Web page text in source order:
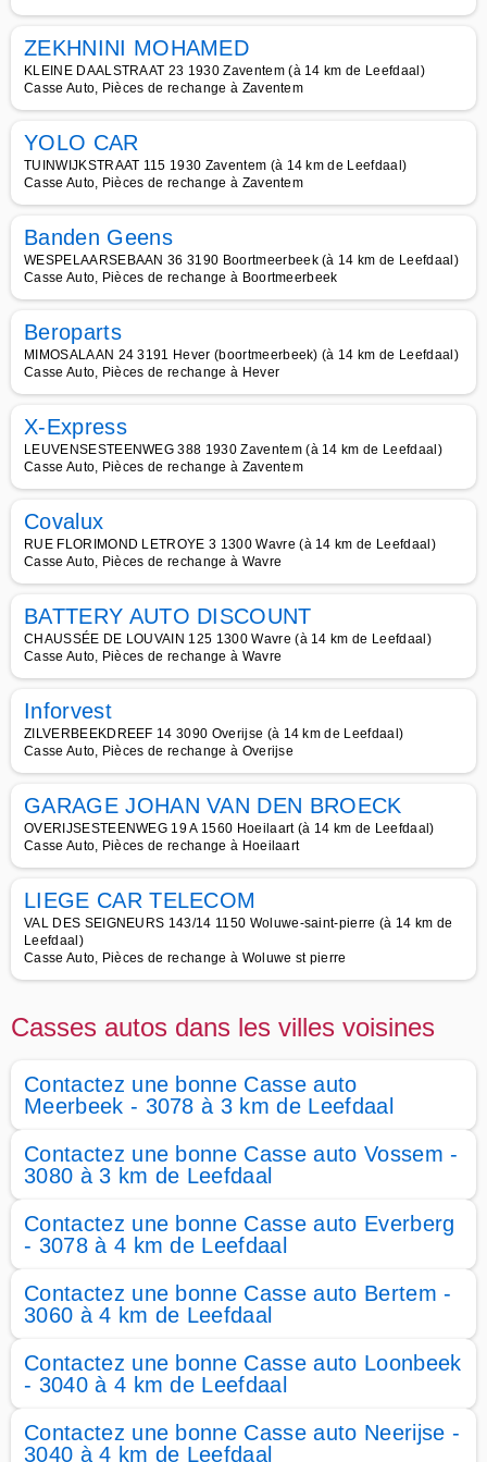
ZEKHNINI MOHAMED
KLEINE DAALSTRAAT 23 1930 Zaventem (à 14 km de Leefdaal)
Casse Auto, Pièces de rechange à Zaventem
YOLO CAR
TUINWIJKSTRAAT 115 1930 Zaventem (à 14 km de Leefdaal)
Casse Auto, Pièces de rechange à Zaventem
Banden Geens
WESPELAARSEBAAN 36 3190 Boortmeerbeek (à 14 km de Leefdaal)
Casse Auto, Pièces de rechange à Boortmeerbeek
Beroparts
MIMOSALAAN 24 3191 Hever (boortmeerbeek) (à 14 km de Leefdaal)
Casse Auto, Pièces de rechange à Hever
X-Express
LEUVENSESTEENWEG 388 1930 Zaventem (à 14 km de Leefdaal)
Casse Auto, Pièces de rechange à Zaventem
Covalux
RUE FLORIMOND LETROYE 3 1300 Wavre (à 14 km de Leefdaal)
Casse Auto, Pièces de rechange à Wavre
BATTERY AUTO DISCOUNT
CHAUSSÉE DE LOUVAIN 125 1300 Wavre (à 14 km de Leefdaal)
Casse Auto, Pièces de rechange à Wavre
Inforvest
ZILVERBEEKDREEF 14 3090 Overijse (à 14 km de Leefdaal)
Casse Auto, Pièces de rechange à Overijse
GARAGE JOHAN VAN DEN BROECK
OVERIJSESTEENWEG 19 A 1560 Hoeilaart (à 14 km de Leefdaal)
Casse Auto, Pièces de rechange à Hoeilaart
LIEGE CAR TELECOM
VAL DES SEIGNEURS 143/14 1150 Woluwe-saint-pierre (à 14 km de
Leefdaal)
Casse Auto, Pièces de rechange à Woluwe st pierre
Casses autos dans les villes voisines
Contactez une bonne Casse auto
Meerbeek - 3078 à 3 km de Leefdaal
Contactez une bonne Casse auto Vossem -
3080 à 3 km de Leefdaal
Contactez une bonne Casse auto Everberg
- 3078 à 4 km de Leefdaal
Contactez une bonne Casse auto Bertem -
3060 à 4 km de Leefdaal
Contactez une bonne Casse auto Loonbeek
- 3040 à 4 km de Leefdaal
Contactez une bonne Casse auto Neerijse -
3040 à 4 km de Leefdaal